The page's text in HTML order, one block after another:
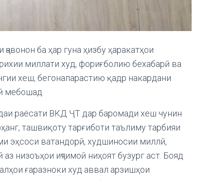
ба ҳар гуна ҳизбу ҳаракатҳои
миллати худ, фориғболию бехабарӣ ва
хеш, бегонапарастию қадр накардани
мебошад.
раёсати ВКД ҶТ дар баромади хеш чунин
ташвиқоту тарғиботи таълиму тарбияи
эҳсоси ватандорӣ, худшиносии миллӣ,
низоъҳои иҷтимоӣ ниҳоят бузург аст. Бояд
ғаразноки худ аввал арзишҳои